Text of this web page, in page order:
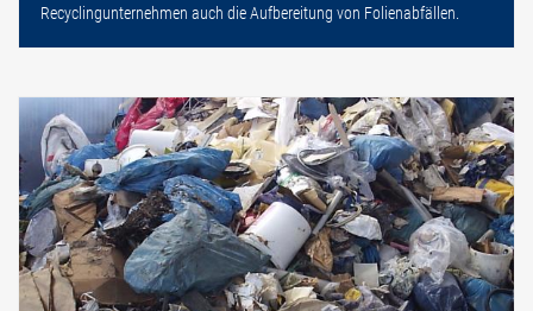
Recyclingunternehmen auch die Aufbereitung von Folienabfällen.